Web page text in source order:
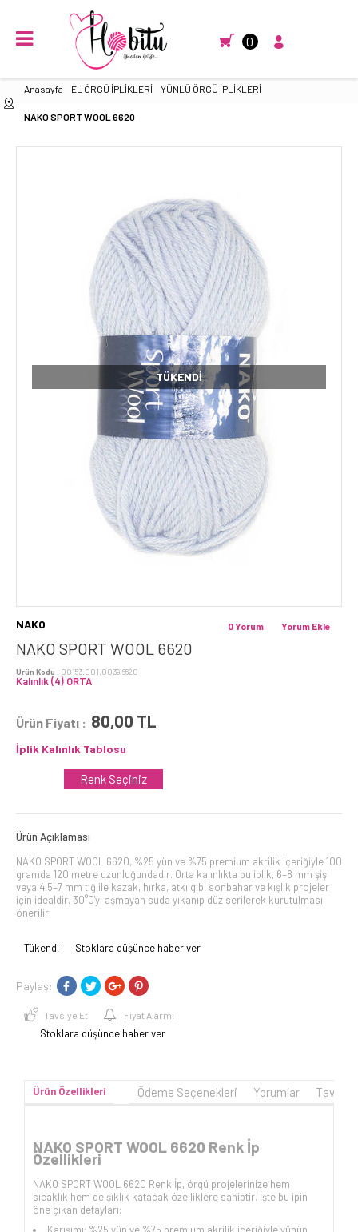
0
Anasayfa EL ÖRGÜ İPLİKLERİ YÜNLÜ ÖRGÜ İPLİKLERİ
NAKO SPORT WOOL 6620
TÜKENDI
NAKO
NAKO SPORT WOOL 6620
Ürün Kodu : 00153.001.0039.6620
Kalınlık (4) ORTA
Yorum Ekle
0 Yorum
Ürün Fiyatı : 80,00 TL
İplik Kalınlık Tablosu
Renk Seçiniz
Ürün Açıklaması
NAKO SPORT WOOL 6620, %25 yün ve %75 premium akrilik içeriğiyle 100
gramda 120 metre uzunluğundadır. Orta kalınlıkta bu iplik, 6–8 mm şiş
veya 4.5–7 mm tığ ile kazak, hırka, atkı gibi sonbahar ve kışlık projeler
için idealdir. 30°C'yi aşmayan suda yıkanıp düz serilerek kurutulması
önerilir.
Tükendi Stoklara düşünce haber ver
Paylaş:
Tavsiye Et Fiyat Alarmı
Stoklara düşünce haber ver
Ürün Özellikleri Ödeme Seçenekleri Yorumlar
NAKO SPORT WOOL 6620 Renk İp
Özellikleri
NAKO SPORT WOOL 6620 Renk İp, örgü projelerinize hem
sıcaklık hem de şıklık katacak özelliklere sahiptir. İşte bu ipin
öne çıkan detayları: